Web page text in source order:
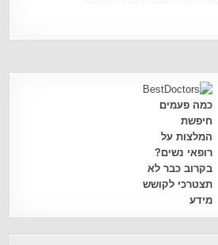
כמה פעמים
חיפשת
המלצות על
רופאי נשים?
בקרוב כבר לא
תצטרכי לקושש
מידע